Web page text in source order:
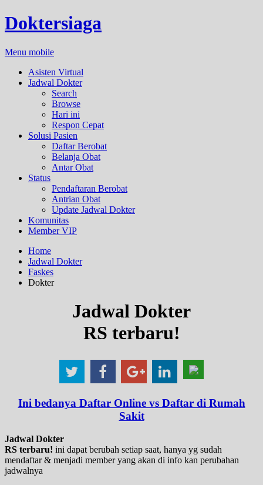
Doktersiaga
Menu mobile
Asisten Virtual
Jadwal Dokter
Search
Browse
Hari ini
Respon Cepat
Solusi Pasien
Daftar Berobat
Belanja Obat
Antar Obat
Status
Pendaftaran Berobat
Antrian Obat
Update Jadwal Dokter
Komunitas
Member VIP
Home
Jadwal Dokter
Faskes
Dokter
Jadwal Dokter
RS terbaru!
Ini bedanya Daftar Online vs Daftar di Rumah
Sakit
Jadwal Dokter
RS terbaru! ini dapat berubah setiap saat, hanya yg sudah
mendaftar & menjadi member yang akan di info kan perubahan
jadwalnya